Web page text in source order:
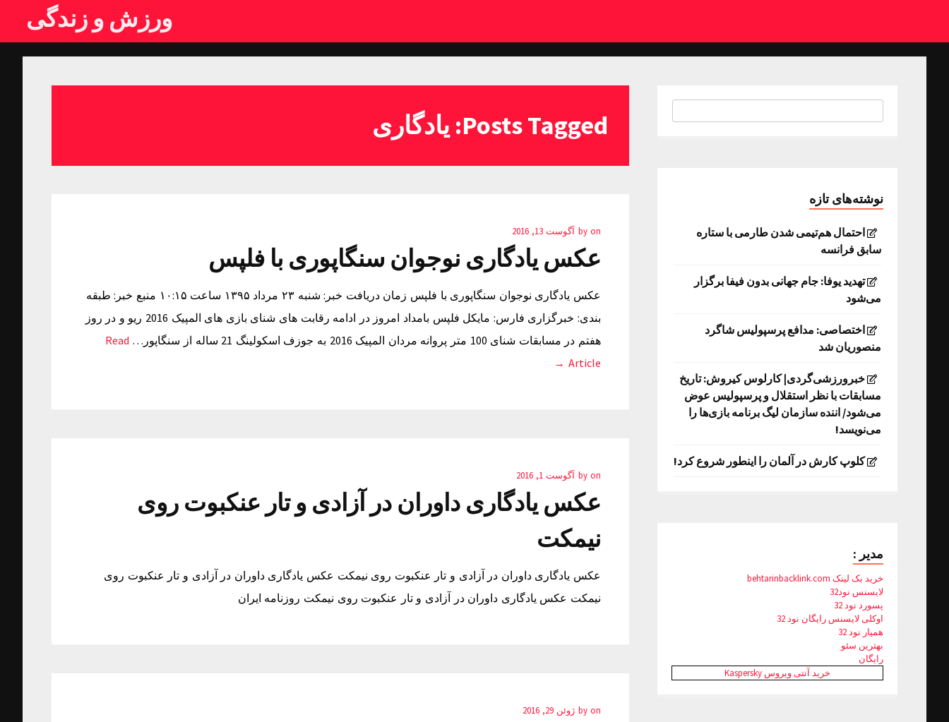
ورزش و زندگی
Posts Tagged: یادگاری
by on آگوست 13, 2016
عکس یادگاری نوجوان سنگاپوری با فلپس
عکس یادگاری نوجوان سنگاپوری با فلپس زمان دریافت خبر: شنبه ۲۳ مرداد ۱۳۹۵ ساعت ۱۰:۱۵ منبع خبر: طبقه
بندی: خبرگزاری فارس: مایکل فلپس بامداد امروز در ادامه رقابت های شنای بازی های المپیک 2016 ریو و در روز
هفتم در مسابقات شنای 100 متر پروانه مردان المپیک 2016 به جوزف اسکولینگ 21 ساله از سنگاپور…
Read
Article →
by on آگوست 1, 2016
عکس یادگاری داوران در آزادی و تار عنکبوت روی
نیمکت
عکس یادگاری داوران در آزادی و تار عنکبوت روی نیمکت عکس یادگاری داوران در آزادی و تار عنکبوت روی
نیمکت عکس یادگاری داوران در آزادی و تار عنکبوت روی نیمکت روزنامه ایران
by on ژوئن 29, 2016
نوشته‌های تازه
احتمال هم‌تیمی شدن طارمی با ستاره
سابق فرانسه
تهدید یوفا: جام جهانی بدون فیفا برگزار
می‌شود
اختصاصی: مدافع پرسپولیس شاگرد
منصوریان شد
خبرورزشی‌گردی| کارلوس کیروش: تاریخ
مسابقات با نظر استقلال و پرسپولیس عوض
می‌شود/ اننده سازمان لیگ برنامه بازی‌ها را
می‌نویسد!
کلوپ کارش در آلمان را اینطور شروع کرد!
مدیر :
خرید بک لینک behtarinbacklink.com
لایسنس نود32
پسورد نود 32
اوکلی لایسنس رایگان نود 32
همیار نود 32
بهترین سئو
رایگان
خرید آنتی ویروس Kaspersky